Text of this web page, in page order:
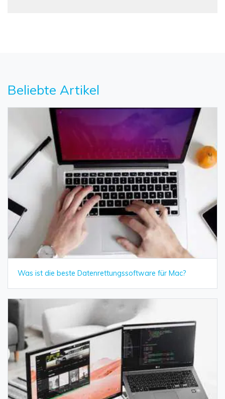
Beliebte Artikel
Was ist die beste Datenrettungssoftware für Mac?